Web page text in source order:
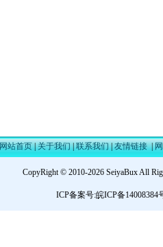
网站首页|关于我们|联系我们|友情链接|
CopyRight © 2010-2026 SeiyaBuxAll
ICP备案号:皖ICP备14008384